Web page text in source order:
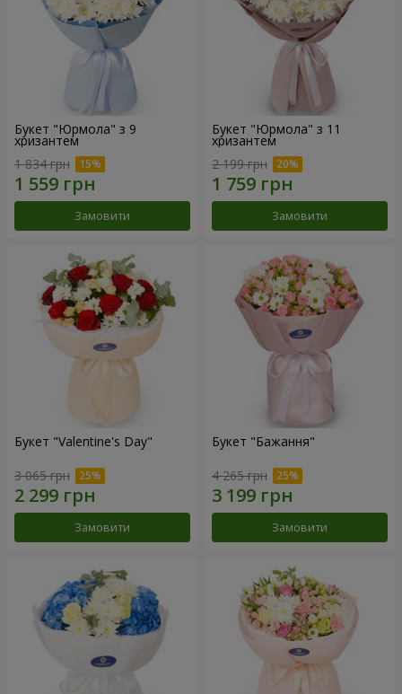
Букет "Юрмола" з 9
хризантем
1 834 грн
Замовити
Букет "Юрмола" з 11
хризантем
2 199 грн
Замовити
Букет "Valentine's Day"
3 065 грн
Замовити
Букет "Бажання"
4 265 грн
Замовити